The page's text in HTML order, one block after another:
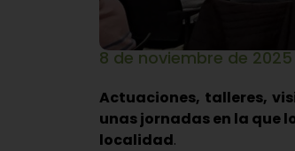
8 de noviembre de 2025
Actuaciones, talleres,
unas jornadas en la que
localidad.